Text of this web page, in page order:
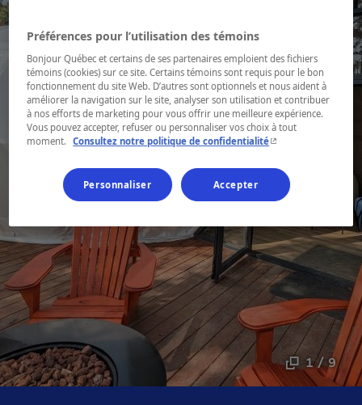
1 / 9
Préférences pour l’utilisation des témoins
Bonjour Québec et certains de ses partenaires emploient des fichiers
témoins (cookies) sur ce site. Certains témoins sont requis pour le bon
fonctionnement du site Web. D’autres sont optionnels et nous aident à
améliorer la navigation sur le site, analyser son utilisation et contribuer
à nos efforts de marketing pour vous offrir une meilleure expérience.
Vous pouvez accepter, refuser ou personnaliser vos choix à tout
moment. Consultez notre politique de confidentialité- Cet hyperlien
Personnaliser Accepter